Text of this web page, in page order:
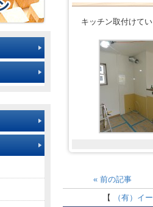
キッチン取付けて
« 前の記事
【
（有）イ